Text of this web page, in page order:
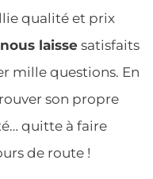
qualité et prix
laissesatisfaits
mille questions. En
son propre
quitte à faire
de route !